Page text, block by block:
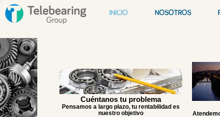
INICIO NOSOTROS
Cuéntanos tu problema
Pensamos a largo plazo, tu rentabilidad es
nuestro objetivo